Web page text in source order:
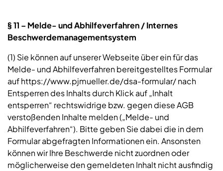
§ 11 – Melde- und Abhilfeverfahren / Internes
Beschwerdemanagementsystem
(1) Sie können auf unserer Webseite über ein für das
Melde- und Abhilfeverfahren bereitgestelltes Formular
auf https://www.pjmueller.de/dsa-formular/ nach
Entsperren des Inhalts durch Klick auf „Inhalt
entsperren“ rechtswidrige bzw. gegen diese AGB
verstoßenden Inhalte melden („Melde- und
Abhilfeverfahren“). Bitte geben Sie dabei die in dem
Formular abgefragten Informationen ein. Ansonsten
können wir Ihre Beschwerde nicht zuordnen oder
möglicherweise den gemeldeten Inhalt nicht ausfindig